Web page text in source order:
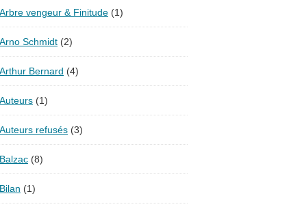
Arbre vengeur & Finitude (1)
Arno Schmidt (2)
Arthur Bernard (4)
Auteurs (1)
Auteurs refusés (3)
Balzac (8)
Bilan (1)